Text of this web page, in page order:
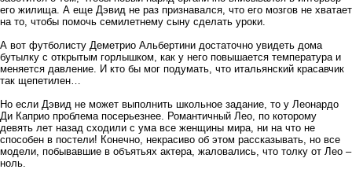
его жилища. А еще Дэвид не раз признавался, что его мозгов не хватает
на то, чтобы помочь семилетнему сыну сделать уроки.
А вот футболисту Деметрио Альбертини достаточно увидеть дома
бутылку с открытым горлышком, как у него повышается температура и
меняется давление. И кто бы мог подумать, что итальянский красавчик
так щепетилен…
Но если Дэвид не может выполнить школьное задание, то у Леонардо
Ди Каприо проблема посерьезнее. Романтичный Лео, по которому
девять лет назад сходили с ума все женщины мира, ни на что не
способен в постели! Конечно, некрасиво об этом рассказывать, но все
модели, побывавшие в объятьях актера, жаловались, что толку от Лео –
ноль.